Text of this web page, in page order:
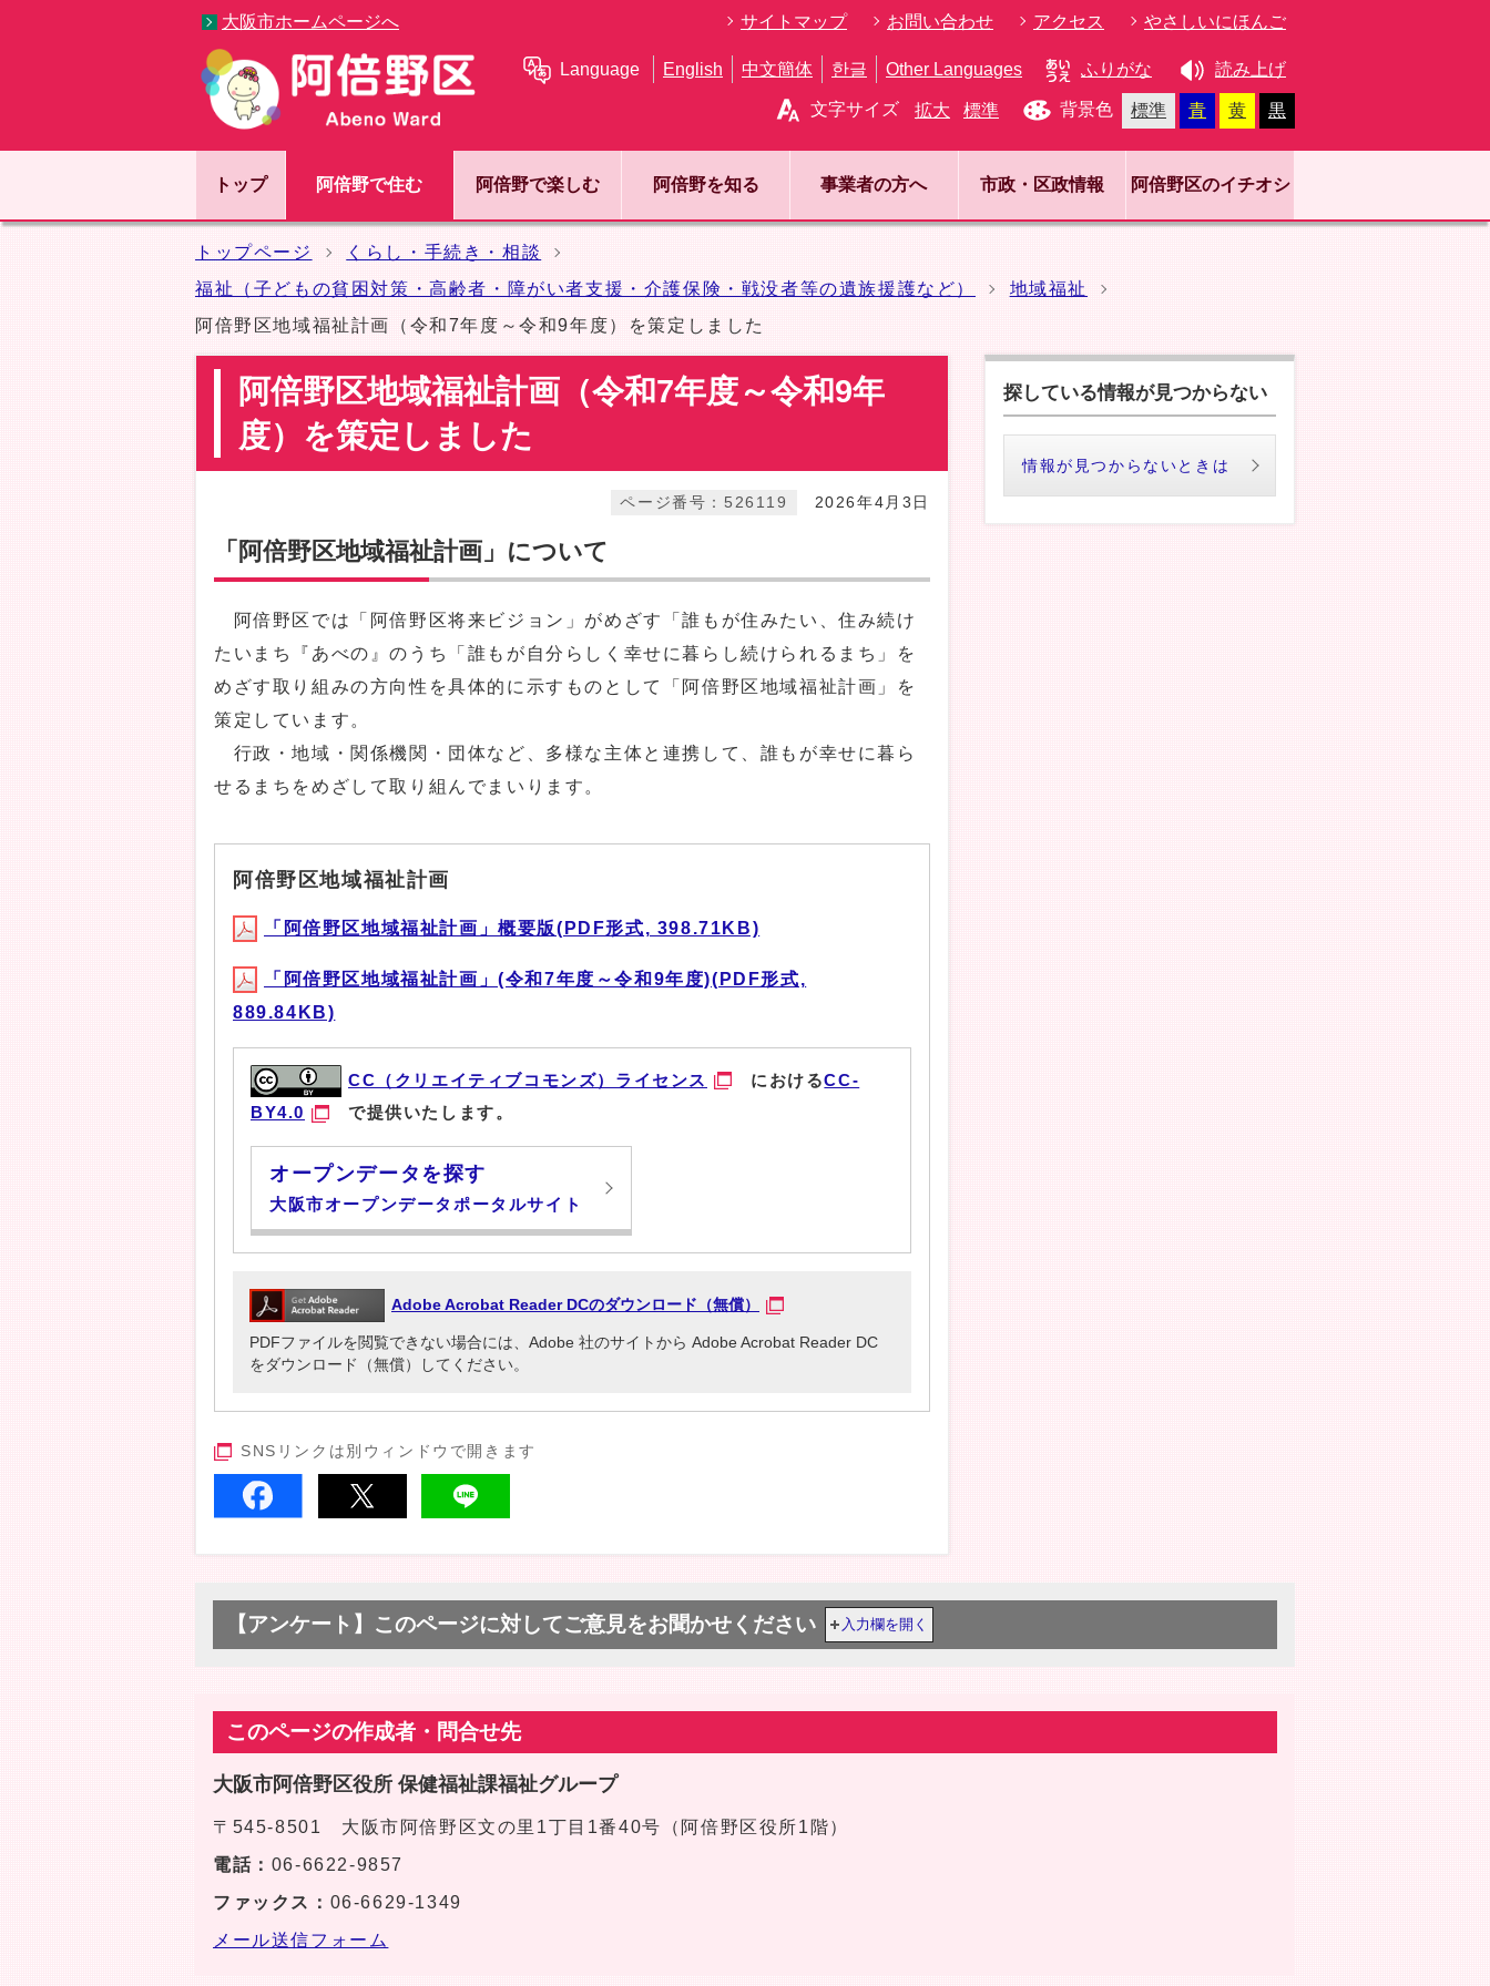
大阪市ホームページへ サイトマップ お問い合わせ アクセス やさしいにほんご
Language English 中文簡体 한글 Other Languages ふりがな 読み上げ
文字サイズ 拡大 標準 背景色 標準 青 黄 黒
トップ 阿倍野で住む 阿倍野で楽しむ 阿倍野を知る 事業者の方へ 市政・区政情報 阿倍野区のイチオシ
トップページ
くらし・手続き・相談
福祉（子どもの貧困対策・高齢者・障がい者支援・介護保険・戦没者等の遺族援護など）
地域福祉
阿倍野区地域福祉計画（令和7年度～令和9年度）を策定しました
阿倍野区地域福祉計画（令和7年度～令和9年
度）を策定しました
2026年4月3日
ページ番号：526119
「阿倍野区地域福祉計画」について
阿倍野区では「阿倍野区将来ビジョン」がめざす「誰もが住みたい、住み続け
たいまち『あべの』のうち「誰もが自分らしく幸せに暮らし続けられるまち」を
めざす取り組みの方向性を具体的に示すものとして「阿倍野区地域福祉計画」を
策定しています。
行政・地域・関係機関・団体など、多様な主体と連携して、誰もが幸せに暮ら
せるまちをめざして取り組んでまいります。
阿倍野区地域福祉計画
「阿倍野区地域福祉計画」概要版(PDF形式, 398.71KB)
「阿倍野区地域福祉計画」(令和7年度～令和9年度)(PDF形式,
889.84KB)
CC（クリエイティブコモンズ）ライセンス におけるCC-
BY4.0
で提供いたします。
オープンデータを探す
大阪市オープンデータポータルサイト
Adobe Acrobat Reader DCのダウンロード（無償）
PDFファイルを閲覧できない場合には、Adobe 社のサイトから Adobe Acrobat Reader DC
をダウンロード（無償）してください。
SNSリンクは別ウィンドウで開きます
探している情報が見つからない
情報が見つからないときは
【アンケート】このページに対してご意見をお聞かせください 入力欄を開く
このページの作成者・問合せ先
大阪市阿倍野区役所 保健福祉課福祉グループ
〒545-8501 大阪市阿倍野区文の里1丁目1番40号（阿倍野区役所1階）
電話： 06-6622-9857
ファックス： 06-6629-1349
メール送信フォーム